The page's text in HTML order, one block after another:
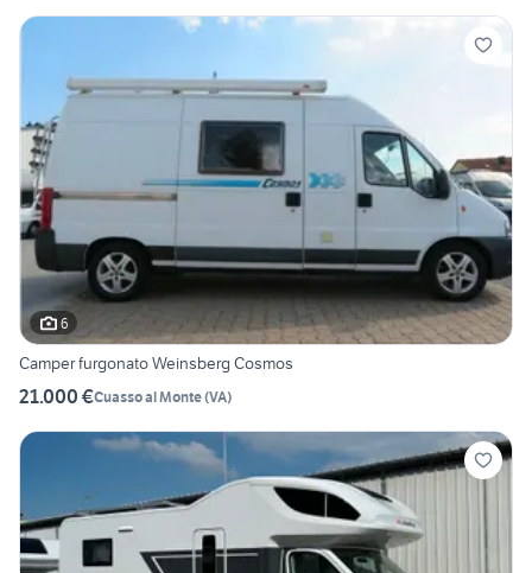
6
Camper furgonato Weinsberg Cosmos
21.000 €Cuasso al Monte(VA)